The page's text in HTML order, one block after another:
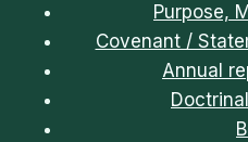
Purpose,
Covenant /
Annual